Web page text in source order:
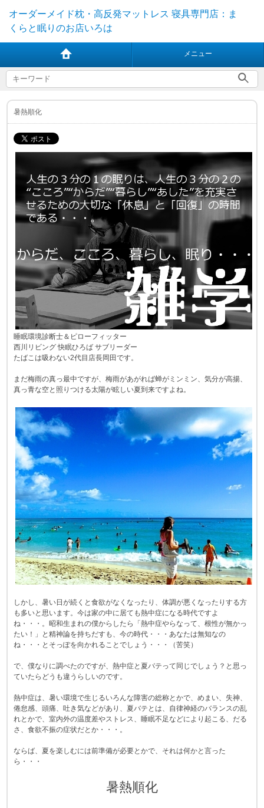
オーダーメイド枕・高反発マットレス 寝具専門店：ま
くらと眠りのお店いろは
メニュー
暑熱順化
睡眠環境診断士＆ピローフィッター
西川リビング 快眠ひろば サブリーダー
たばこは吸わない2代目店長岡田です。
まだ梅雨の真っ最中ですが、梅雨があがれば蝉がミンミン、気分が高揚、
真っ青な空と照りつける太陽が眩しい夏到来ですよね。
しかし、暑い日が続くと食欲がなくなったり、体調が悪くなったりする方
も多いと思います。今は家の中に居ても熱中症になる時代ですよ
ね・・・。昭和生まれの僕からしたら「熱中症やらなって、根性が無かっ
たい！」と精神論を持ちだすも、今の時代・・・あなたは無知なの
ね・・・とそっぽを向かれることでしょう・・・（苦笑）
で、僕なりに調べたのですが、熱中症と夏バテって同じでしょう？と思っ
ていたらどうも違うらしいのです。
熱中症は、暑い環境で生じるいろんな障害の総称とかで、めまい、失神、
倦怠感、頭痛、吐き気などがあり、夏バテとは、自律神経のバランスの乱
れとかで、室内外の温度差やストレス、睡眠不足などにより起こる、だる
さ、食欲不振の症状だとか・・・。
ならば、夏を楽しむには前準備が必要とかで、それは何かと言った
ら・・・
暑熱順化